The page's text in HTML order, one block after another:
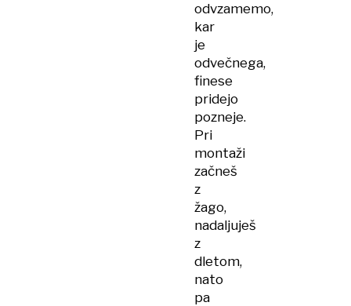
odvzamemo,
kar
je
odvečnega,
finese
pridejo
pozneje.
Pri
montaži
začneš
z
žago,
nadaljuješ
z
dletom,
nato
pa